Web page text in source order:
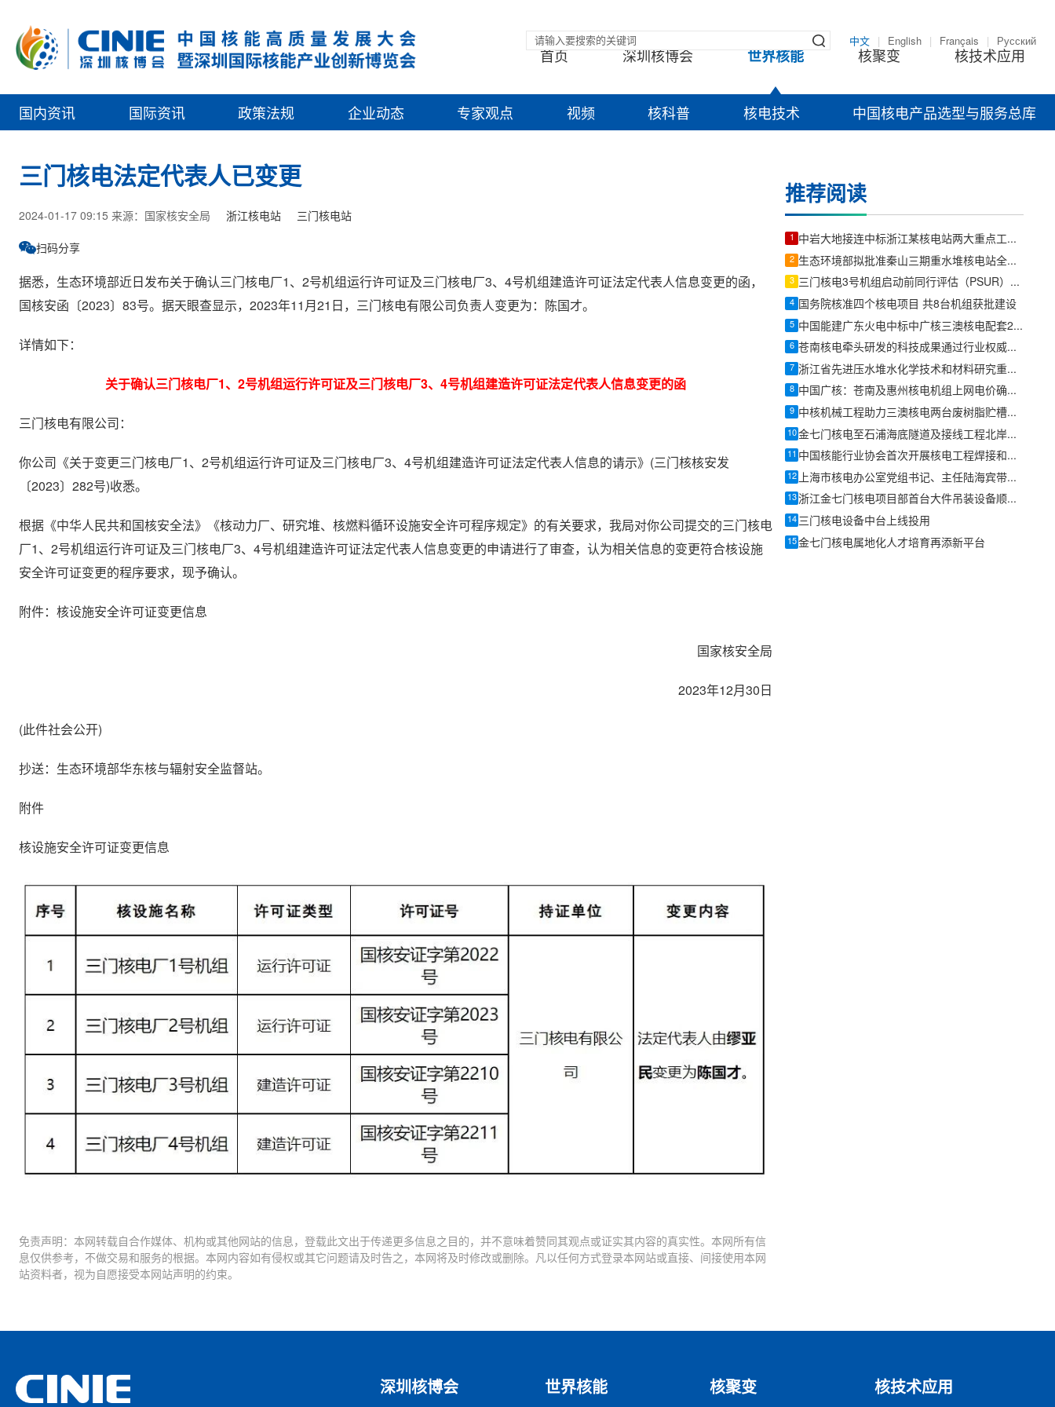
中文 English Français Русский
首页 深圳核博会 世界核能 核聚变 核技术应用
国内资讯 国际资讯 政策法规 企业动态 专家观点 视频 核科普 核电技术 中国核电产品选型与服务总库
三门核电法定代表人已变更
2024-01-17 09:15 来源：国家核安全局 浙江核电站 三门核电站
扫码分享
据悉，生态环境部近日发布关于确认三门核电厂1、2号机组运行许可证及三门核电厂3、4号机组建造许可证法定代表人信息变更的函，
国核安函〔2023〕83号。据天眼查显示，2023年11月21日，三门核电有限公司负责人变更为：陈国才。
详情如下：
关于确认三门核电厂1、2号机组运行许可证及三门核电厂3、4号机组建造许可证法定代表人信息变更的函
三门核电有限公司：
你公司《关于变更三门核电厂1、2号机组运行许可证及三门核电厂3、4号机组建造许可证法定代表人信息的请示》(三门核核安发
〔2023〕282号)收悉。
根据《中华人民共和国核安全法》《核动力厂、研究堆、核燃料循环设施安全许可程序规定》的有关要求，我局对你公司提交的三门核电
厂1、2号机组运行许可证及三门核电厂3、4号机组建造许可证法定代表人信息变更的申请进行了审查，认为相关信息的变更符合核设施
安全许可证变更的程序要求，现予确认。
附件：核设施安全许可证变更信息
国家核安全局
2023年12月30日
(此件社会公开)
抄送：生态环境部华东核与辐射安全监督站。
附件
核设施安全许可证变更信息
免责声明：本网转载自合作媒体、机构或其他网站的信息，登载此文出于传递更多信息之目的，并不意味着赞同其观点或证实其内容的真实性。本网所有信
息仅供参考，不做交易和服务的根据。本网内容如有侵权或其它问题请及时告之，本网将及时修改或删除。凡以任何方式登录本网站或直接、间接使用本网
站资料者，视为自愿接受本网站声明的约束。
推荐阅读
1 中岩大地接连中标浙江某核电站两大重点工程项目
2 生态环境部拟批准秦山三期重水堆核电站全堆芯压力管更换项目环评
3 三门核电3号机组启动前同行评估（PSUR）完成
4 国务院核准四个核电项目 共8台机组获批建设
5 中国能建广东火电中标中广核三澳核电配套220千伏输电EPC工程
6 苍南核电牵头研发的科技成果通过行业权威专家科技鉴定
7 浙江省先进压水堆水化学技术和材料研究重点实验室2026年度学术委员会会议暨学术年会召开
8 中国广核：苍南及惠州核电机组上网电价确认为0.4153元/千瓦时
9 中核机械工程助力三澳核电两台废树脂贮槽圆满完成吊装
10 金七门核电至石浦海底隧道及接线工程北岸明挖段首块底板顺利完成浇筑
11 中国核能行业协会首次开展核电工程焊接和无损检验质量管控专项评估
12 上海市核电办公室党组书记、主任陆海宾带队赴秦山核电开展访问
13 浙江金七门核电项目部首台大件吊装设备顺利吊装就位
14 三门核电设备中台上线投用
15 金七门核电属地化人才培育再添新平台
深圳核博会 世界核能 核聚变 核技术应用